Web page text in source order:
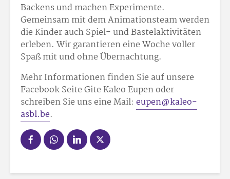
Backens und machen Experimente.
Gemeinsam mit dem Animationsteam werden
die Kinder auch Spiel- und Bastelaktivitäten
erleben. Wir garantieren eine Woche voller
Spaß mit und ohne Übernachtung.
Mehr Informationen finden Sie auf unsere
Facebook Seite Gite Kaleo Eupen oder
schreiben Sie uns eine Mail: eupen@kaleo-
asbl.be.